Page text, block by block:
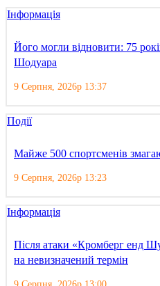
Інформація
Його могли відновити: 75
Шодуара
9 Серпня, 2026р 13:37
Події
Майже 500 спортсменів
9 Серпня, 2026р 13:23
Інформація
Після атаки «Кромберг енд
на невизначений термін